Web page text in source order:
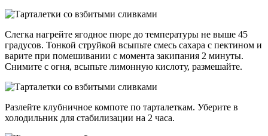
Слегка нагрейте ягодное пюре до температуры не выше 45
градусов. Тонкой струйкой всыпьте смесь сахара с пектином и
варите при помешивании с момента закипания 2 минуты.
Снимите с огня, всыпьте лимонную кислоту, размешайте.
Разлейте клубничное компоте по тарталеткам. Уберите в
холодильник для стабилизации на 2 часа.